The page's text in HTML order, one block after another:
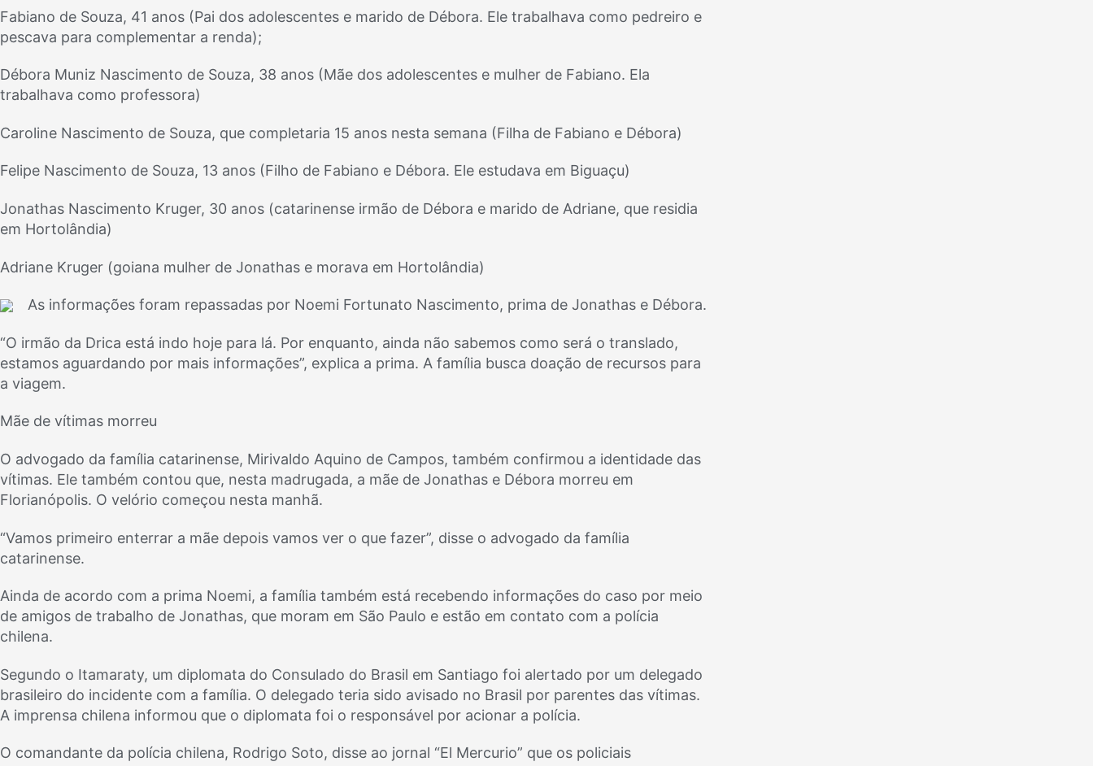
Fabiano de Souza, 41 anos (Pai dos adolescentes e marido de Débora. Ele trabalhava como pedreiro e
pescava para complementar a renda);
Débora Muniz Nascimento de Souza, 38 anos (Mãe dos adolescentes e mulher de Fabiano. Ela
trabalhava como professora)
Caroline Nascimento de Souza, que completaria 15 anos nesta semana (Filha de Fabiano e Débora)
Felipe Nascimento de Souza, 13 anos (Filho de Fabiano e Débora. Ele estudava em Biguaçu)
Jonathas Nascimento Kruger, 30 anos (catarinense irmão de Débora e marido de Adriane, que residia
em Hortolândia)
Adriane Kruger (goiana mulher de Jonathas e morava em Hortolândia)
As informações foram repassadas por Noemi Fortunato Nascimento, prima de Jonathas e Débora.
“O irmão da Drica está indo hoje para lá. Por enquanto, ainda não sabemos como será o translado,
estamos aguardando por mais informações”, explica a prima. A família busca doação de recursos para
a viagem.
Mãe de vítimas morreu
O advogado da família catarinense, Mirivaldo Aquino de Campos, também confirmou a identidade das
vítimas. Ele também contou que, nesta madrugada, a mãe de Jonathas e Débora morreu em
Florianópolis. O velório começou nesta manhã.
“Vamos primeiro enterrar a mãe depois vamos ver o que fazer”, disse o advogado da família
catarinense.
Ainda de acordo com a prima Noemi, a família também está recebendo informações do caso por meio
de amigos de trabalho de Jonathas, que moram em São Paulo e estão em contato com a polícia
chilena.
Segundo o Itamaraty, um diplomata do Consulado do Brasil em Santiago foi alertado por um delegado
brasileiro do incidente com a família. O delegado teria sido avisado no Brasil por parentes das vítimas.
A imprensa chilena informou que o diplomata foi o responsável por acionar a polícia.
O comandante da polícia chilena, Rodrigo Soto, disse ao jornal “El Mercurio” que os policiais